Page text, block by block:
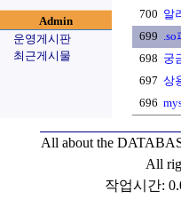
Admin
운영게시판
최근게시물
700 알
699
698 궁
697 상
696
All about the
All
작업시간: